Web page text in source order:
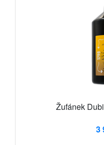
Žufánek
3